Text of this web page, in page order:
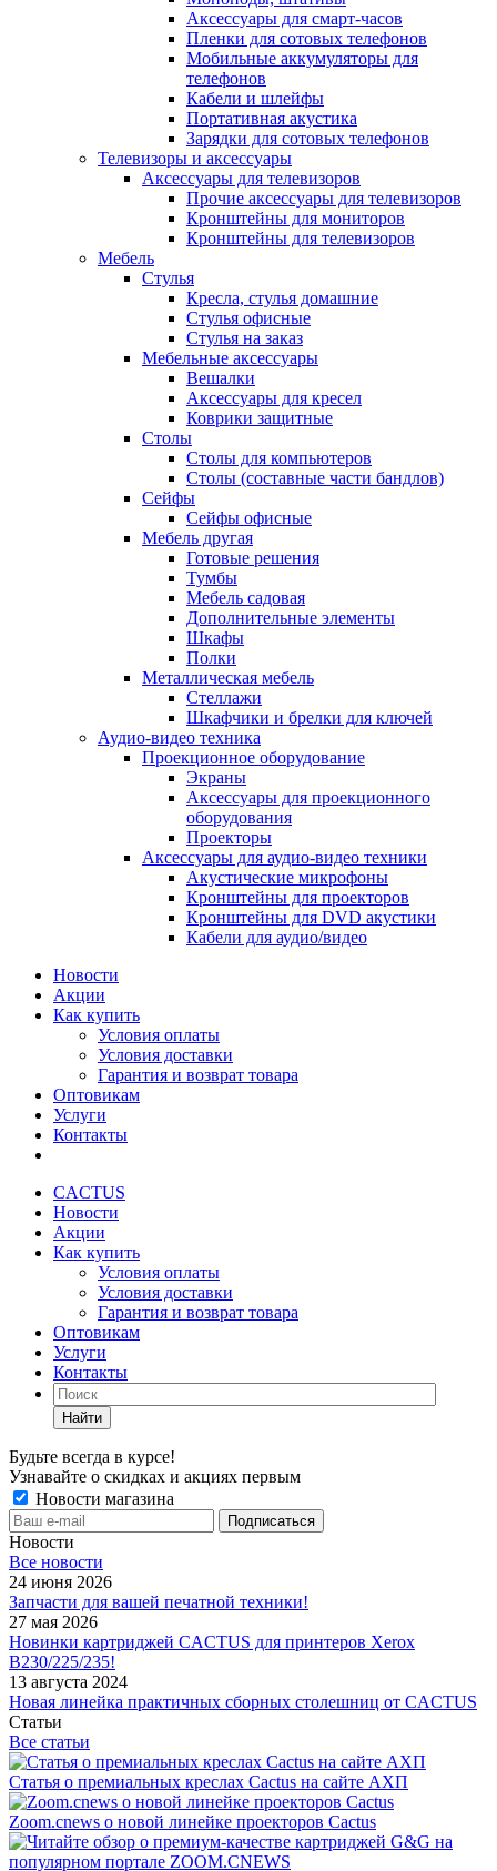
Аксессуары для смарт-часов
Пленки для сотовых телефонов
Мобильные аккумуляторы для
телефонов
Кабели и шлейфы
Портативная акустика
Зарядки для сотовых телефонов
Телевизоры и аксессуары
Аксессуары для телевизоров
Прочие аксессуары для телевизоров
Кронштейны для мониторов
Кронштейны для телевизоров
Мебель
Стулья
Кресла, стулья домашние
Стулья офисные
Стулья на заказ
Мебельные аксессуары
Вешалки
Аксессуары для кресел
Коврики защитные
Столы
Столы для компьютеров
Столы (составные части бандлов)
Сейфы
Сейфы офисные
Мебель другая
Готовые решения
Тумбы
Мебель садовая
Дополнительные элементы
Шкафы
Полки
Металлическая мебель
Стеллажи
Шкафчики и брелки для ключей
Аудио-видео техника
Проекционное оборудование
Экраны
Аксессуары для проекционного
оборудования
Проекторы
Аксессуары для аудио-видео техники
Акустические микрофоны
Кронштейны для проекторов
Кронштейны для DVD акустики
Кабели для аудио/видео
Новости
Акции
Как купить
Условия оплаты
Условия доставки
Гарантия и возврат товара
Оптовикам
Услуги
Контакты
CACTUS
Новости
Акции
Как купить
Условия оплаты
Условия доставки
Гарантия и возврат товара
Оптовикам
Услуги
Контакты
Найти
Будьте всегда в курсе!
Узнавайте о скидках и акциях первым
Новости магазина
Новости
Все новости
24 июня 2026
Запчасти для вашей печатной техники!
27 мая 2026
Новинки картриджей CACTUS для принтеров Xerox
B230/225/235!
13 августа 2024
Новая линейка практичных сборных столешниц от CACTUS
Статьи
Все статьи
Статья о премиальных креслах Cactus на сайте АХП
Zoom.cnews о новой линейке проекторов Cactus